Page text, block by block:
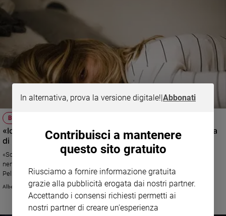
BURN OUT
«Io mamma stressata con tre figli: la "bestia nera" rischia
di uscire»
«Sono mamma di tre bambini di 9, 6 e 4 anni e forse sono un po’ (troppo)
nervosa. Ultimamente mi rendo conto che…» Leggi la risposta di Alberto
Pellai
Alberto Pellai
In alternativa, prova la versione digitale!|Abbonati
Contribuisci a mantenere
questo sito gratuito
Riusciamo a fornire informazione gratuita
grazie alla pubblicità erogata dai nostri partner.
Accettando i consensi richiesti permetti ai
nostri partner di creare un'esperienza